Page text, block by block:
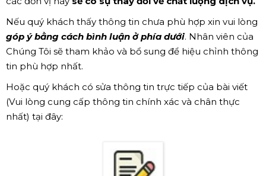
Nếu quý khách thấy thông tin chưa phù hợp xin vui lòng
góp ý bằng cách bình luận ở phía dưới. Nhân viên của
Chúng Tôi sẽ tham khảo và bổ sung để hiệu chỉnh thông
tin phù hợp nhất.
Hoặc quý khách có sửa thông tin trực tiếp của bài viết
(Vui lòng cung cấp thông tin chính xác và chân thực
nhất) tại đây: